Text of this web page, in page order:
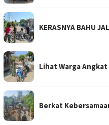
KERASNYA BAHU
Lihat Warga
Berkat